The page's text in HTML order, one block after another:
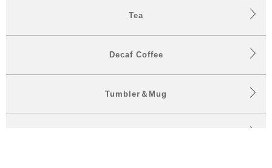
Tea
Decaf Coffee
Tumbler＆Mug